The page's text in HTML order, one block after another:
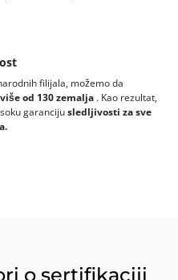
filijala, možemo da
više od 130 zemalja . Kao rezultat,
garancijusledljivosti za sve
o sertifikaciji